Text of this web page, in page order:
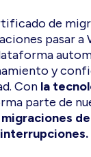
de
pasar a
y
Con la
parte de